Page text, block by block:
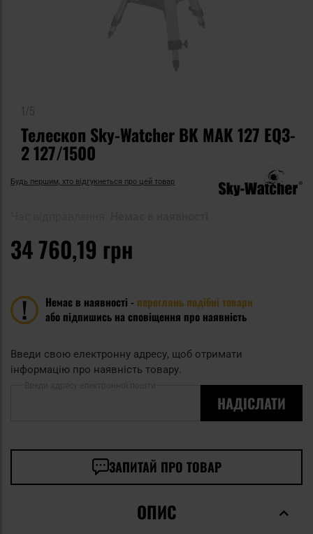
Телескоп Sky-Watcher BK MAK 127 EQ3-
2 127/1500
Будь першим, хто відгукнеться про цей товар
34 760,19 грн
Немає в наявності - переглянь подібні товари
або підпишись на сповіщення про наявність
Введи свою електронну адресу, щоб отримати
інформацію про наявність товару.
НАДІСЛАТИ
ЗАПИТАЙ ПРО ТОВАР
ОПИС